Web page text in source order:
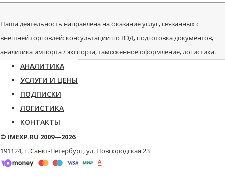
Наша деятельность направлена на оказание услуг, связанных с
внешней торговлей: консультации по ВЭД, подготовка документов,
аналитика импорта / экспорта, таможенное оформление, логистика.
АНАЛИТИКА
УСЛУГИ И ЦЕНЫ
ПОДПИСКИ
ЛОГИСТИКА
КОНТАКТЫ
© IMEXP.RU 2009—2026
191124, г. Санкт-Петербург,ул. Новгородская 23